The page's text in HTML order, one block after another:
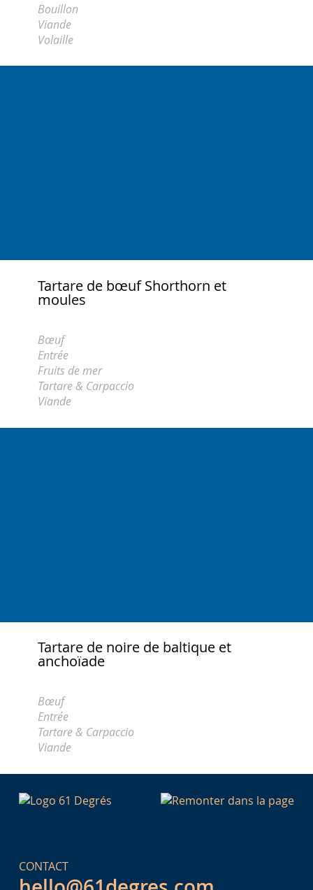
Bouillon
Viande
Volaille
Tartare de bœuf Shorthorn et
moules
Bœuf
Entrée
Fruits de mer
Tartare & Carpaccio
Viande
Tartare de noire de baltique et
anchoïade
Bœuf
Entrée
Tartare & Carpaccio
Viande
CONTACT